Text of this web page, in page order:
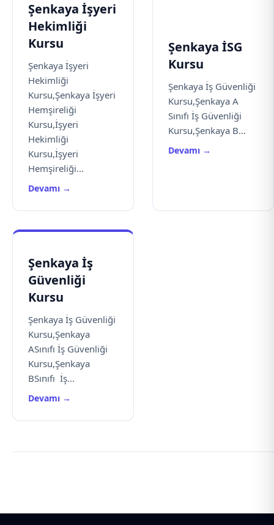
Şenkaya İşyeri
Hekimliği
Kursu
Şenkaya İşyeri
Hekimliği
Kursu,Şenkaya İşyeri
Hemşireliği
Kursu,İşyeri
Hekimliği
Kursu,İşyeri
Hemşireliği...
Devamı →
Şenkaya İSG
Kursu
Şenkaya İş Güvenliği
Kursu,Şenkaya A
Sınıfı İş Güvenliği
Kursu,Şenkaya B...
Devamı →
Şenkaya İş
Güvenliği
Kursu
Şenkaya İş Güvenliği
Kursu,Şenkaya
ASınıfı İş Güvenliği
Kursu,Şenkaya
BSınıfı İş...
Devamı →